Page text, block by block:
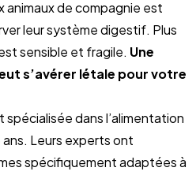
animaux de compagnie est
leur système digestif. Plus
sensible et fragile. Une
s’avérer létale pour votre
spécialisée dans l’alimentation
ans. Leurs experts ont
spécifiquement adaptées à